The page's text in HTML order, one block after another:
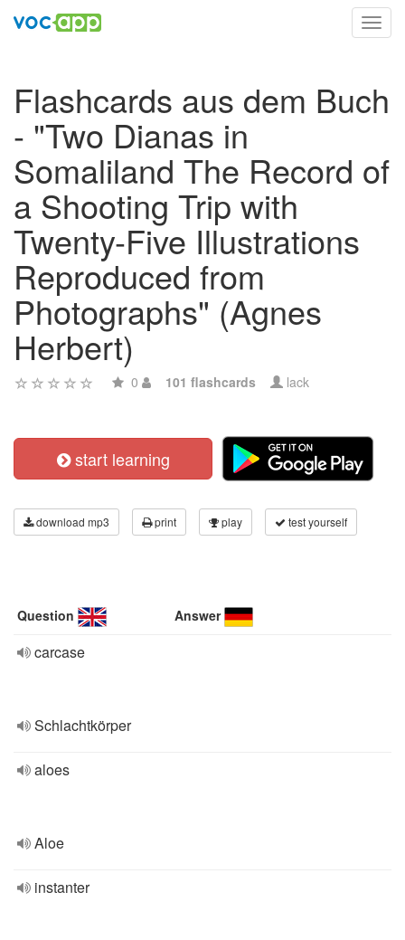
Flashcards aus dem Buch
- "Two Dianas in
Somaliland The Record of
a Shooting Trip with
Twenty-Five Illustrations
Reproduced from
Photographs" (Agnes
Herbert)
0 101 flashcards lack
start learning
download mp3 print play test yourself
Question Answer
carcase
Schlachtkörper
aloes
Aloe
instanter